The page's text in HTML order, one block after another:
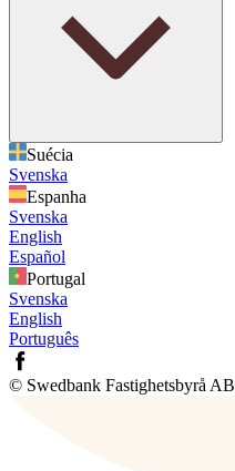
Suécia
Svenska
Espanha
Svenska
English
Español
Portugal
Svenska
English
Português
© Swedbank Fastighetsbyrå AB